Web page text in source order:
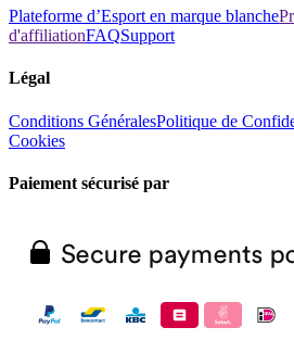
Plateforme d’Esport en marque blanche
d'affiliationFAQSupport
Légal
Conditions GénéralesPolitique de
Cookies
Paiement sécurisé par